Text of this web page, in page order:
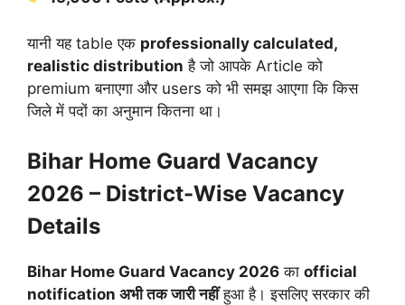
यानी यह table एक professionally calculated,
realistic distribution है जो आपके Article को
premium बनाएगा और users को भी समझ आएगा कि किस
जिले में पदों का अनुमान कितना था।
Bihar Home Guard Vacancy
2026 – District-Wise Vacancy
Details
Bihar Home Guard Vacancy 2026 का official
notification अभी तक जारी नहींहुआ है। इसलिए सरकार की